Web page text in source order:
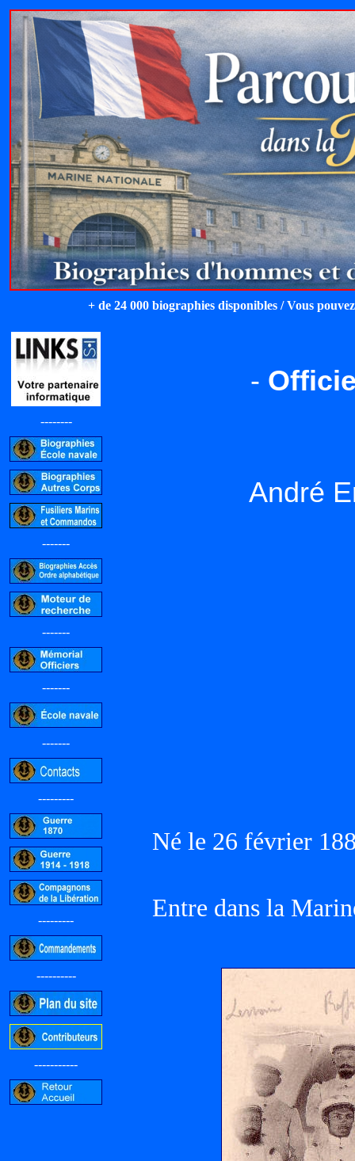
+ de 24 000 biographies disponibles / Vous
--------
-------
-------
-------
-------
---------
---------
----------
-----------
-
André
Né le 26 février
Entre dans la